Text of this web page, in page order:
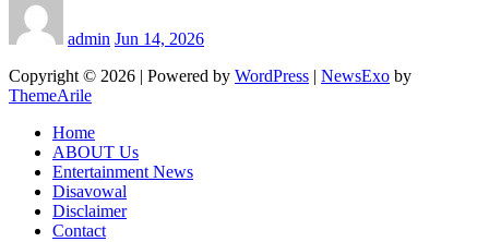
admin Jun 14, 2026
Copyright © 2026 | Powered by WordPress | NewsExo by
ThemeArile
Home
ABOUT Us
Entertainment News
Disavowal
Disclaimer
Contact